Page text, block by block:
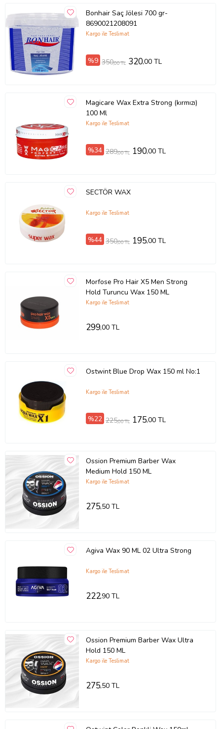
Bonhair Saç Jölesi 700 gr-
8690021208091
Kargo ile Teslimat
%9 350,00 TL 320,00 TL
Magicare Wax Extra Strong (kırmızı)
100 Ml
Kargo ile Teslimat
%34 289,00 TL 190,00 TL
SECTÖR WAX
Kargo ile Teslimat
%44 350,00 TL 195,00 TL
Morfose Pro Hair X5 Men Strong
Hold Turuncu Wax 150 ML
Kargo ile Teslimat
299,00 TL
Ostwint Blue Drop Wax 150 ml No:1
Kargo ile Teslimat
%22 225,00 TL 175,00 TL
Ossion Premium Barber Wax
Medium Hold 150 ML
Kargo ile Teslimat
275,50 TL
Agiva Wax 90 ML 02 Ultra Strong
Kargo ile Teslimat
222,90 TL
Ossion Premium Barber Wax Ultra
Hold 150 ML
Kargo ile Teslimat
275,50 TL